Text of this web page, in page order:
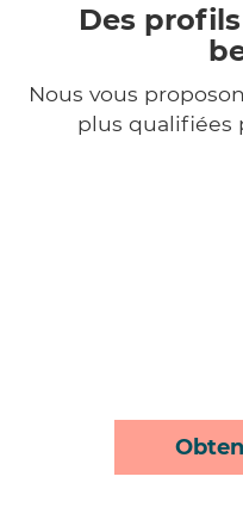
Des
Nous vous
plus qualifiées